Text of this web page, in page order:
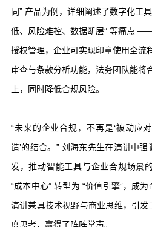
同” 产品为例，详细阐述了数字化工
低、风险难控、数据断层” 等痛点
授权管理，企业可实现印章使用全流
审查与条款分析功能，法务团队能将
上，同时降低合规风险。
“未来的企业合规，不再是‘被动应对
造’的结合。” 刘海东先生在演讲中
发，推动智能工具与企业合规场景
“成本中心” 转型为 “价值引擎”，成
演讲兼具技术视野与商业思维，引
度思考，赢得了阵阵掌声。